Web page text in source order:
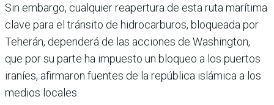
Sin embargo, cualquier rea­pertura de esta ruta marí­tima
clave para el tránsito de hidrocarburos, bloqueada por
Teherán, dependerá de las acciones de Washington,
que por su parte ha impuesto un bloqueo a los puertos
ira­níes, afirmaron fuentes de la república islámica a los
medios locales.